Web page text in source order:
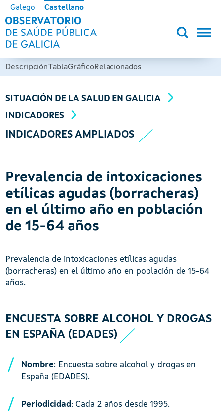
Pasar al contenido principal
Galego Castellano
OBSERVATORIO DE SALUD
DescripciónTablaGráficoRelacionados
SITUACIÓN DE LA SALUD EN GALICIA
INDICADORES
INDICADORES AMPLIADOS
Prevalencia de intoxicaciones
etílicas agudas (borracheras)
en el último año en población
de 15-64 años
Prevalencia de intoxicaciones etílicas agudas
(borracheras) en el último año en población de 15-64
años.
ENCUESTA SOBRE ALCOHOL Y DROGAS
EN ESPAÑA (EDADES)
Nombre: Encuesta sobre alcohol y drogas en
España (EDADES).
Periodicidad : Cada 2 años desde 1995.